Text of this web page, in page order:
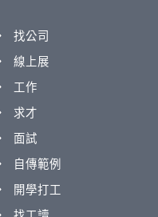
找公司
線上展
工作
求才
面試
自傳範例
開學打工